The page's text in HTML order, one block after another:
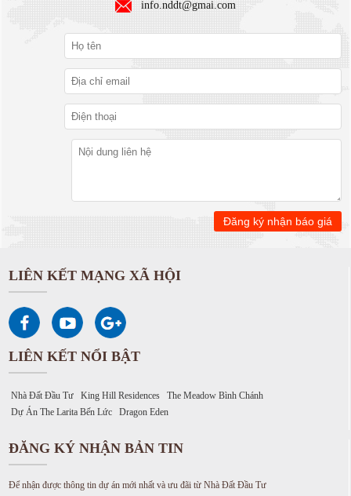
info.nddt@gmai.com
LIÊN KẾT MẠNG XÃ HỘI
LIÊN KẾT NỔI BẬT
Nhà Đất Đầu Tư King Hill Residences
The Meadow Bình Chánh
Dự Án The Larita Bến Lức
Dragon Eden
ĐĂNG KÝ NHẬN BẢN TIN
Để nhận được thông tin dự án mới nhất và ưu đãi từ Nhà Đất Đầu Tư